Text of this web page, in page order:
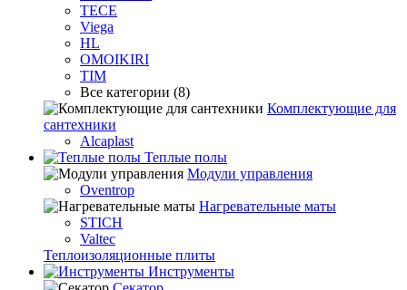
TECE
Viega
HL
OMOIKIRI
TIM
Все категории (8)
Комплектующие для
сантехники
Alcaplast
Теплые полы
Модули управления
Oventrop
Нагревательные маты
STICH
Valtec
Теплоизоляционные плиты
Инструменты